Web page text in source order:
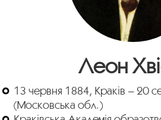
Леон
13 червня 1884, Краків – 20
(Московська обл.)